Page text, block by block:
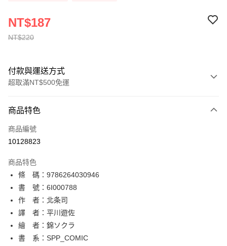
NT$220
NT$187
付款與運送方式
超取滿NT$500免運
信用卡一次付款
超商取貨付款
相關說明
【關於「AFTEE先享後付」】
AFTEE先享後付是「在收到商品之後才付款」的支付方式。 讓您購物簡單
便利好安心！
１．簡單：不需註冊會員、不需綁卡、不需儲值。
２．便利：只要手機號碼，簡訊認證，即可結帳。
３．安心：先確認商品／服務後，再付款。
【「AFTEE先享後付」結帳流程】
ATM付款
運送方式
全家取貨付款
每筆NT$80，滿NT$500(含以上)免運費
商品特色
商品編號
10128823
商品特色
條 碼：9786264030946
書 號：6I000788
作 者：北条司
譯 者：平川遊佐
繪 者：錦ソクラ
書 系：SPP_COMIC